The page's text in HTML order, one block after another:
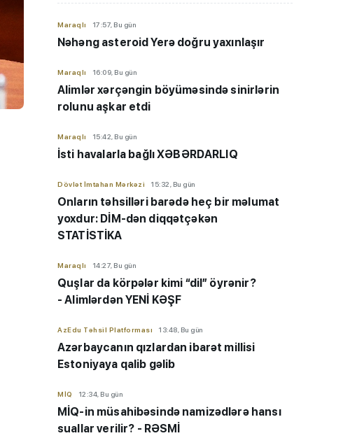
Maraqlı 17:57, Bu gün
Nəhəng asteroid Yerə doğru yaxınlaşır
Maraqlı 16:09, Bu gün
Alimlər xərçəngin böyüməsində sinirlərin
rolunu aşkar etdi
Maraqlı 15:42, Bu gün
İsti havalarla bağlı XƏBƏRDARLIQ
Dövlət İmtahan Mərkəzi 15:32, Bu gün
Onların təhsilləri barədə heç bir məlumat
yoxdur: DİM-dən diqqətçəkən
STATİSTİKA
Maraqlı 14:27, Bu gün
Quşlar da körpələr kimi “dil” öyrənir?
- Alimlərdən YENİ KƏŞF
AzEdu Təhsil Platforması 13:48, Bu gün
Azərbaycanın qızlardan ibarət millisi
Estoniyaya qalib gəlib
MİQ 12:34, Bu gün
MİQ-in müsahibəsində namizədlərə hansı
suallar verilir? - RƏSMİ